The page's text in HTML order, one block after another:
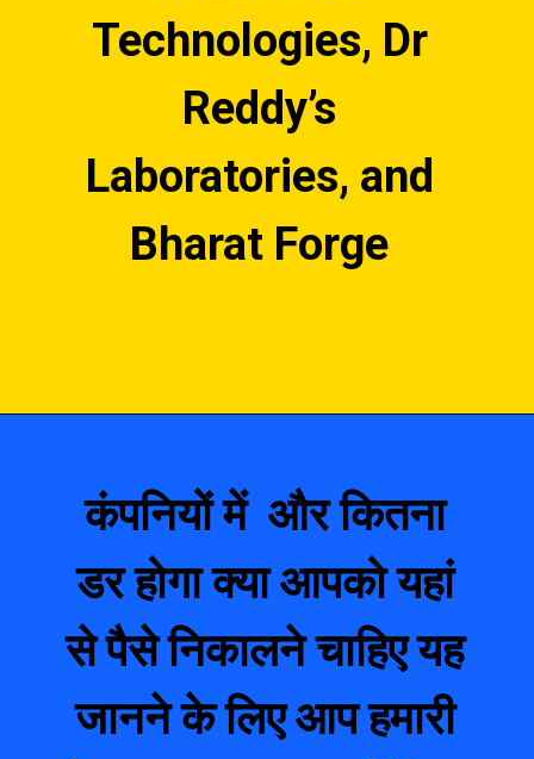
Technologies, Dr
Reddy’s
Laboratories, and
Bharat Forge
कंपनियों में  और कितना
डर होगा क्या आपको यहां
से पैसे निकालने चाहिए यह
जानने के लिए आप हमारी